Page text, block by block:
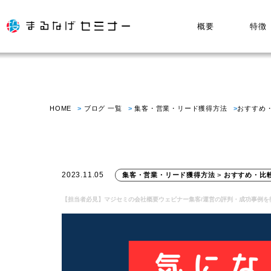
概要 特徴
HOME ブログ 一覧 集客・営業・リード獲得方法 おすすめ
2023.11.05 集客・営業・リード獲得方法 > おすすめ・比
【担当者必見】マジセミの会社概要ウェビナー集客/運営の評判・成功事例